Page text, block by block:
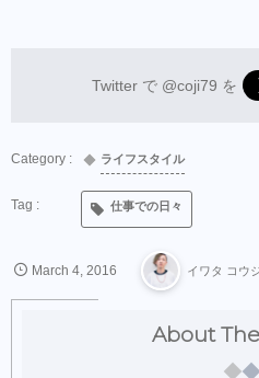
Twitter で @coji79 を
ライフスタイル
仕事での日々
March 4 2016 イワタ コウ
About